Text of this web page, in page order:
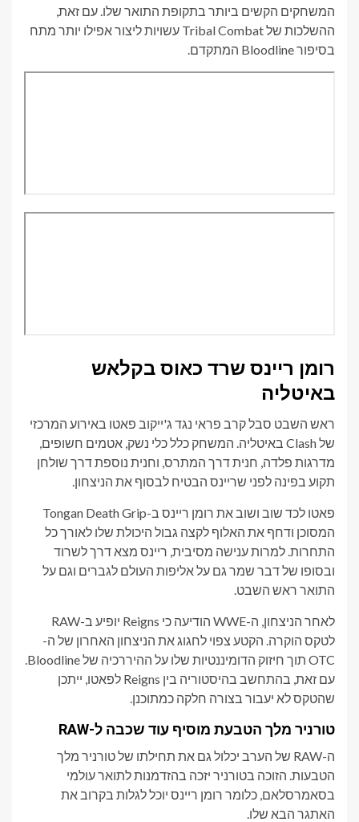
המשחקים הקשים ביותר בתקופת התואר שלו. עם זאת,
ההשלכות של Tribal Combat עשויות ליצור אפילו יותר מתח
בסיפור Bloodline המתקדם.
רומן ריינס שרד כאוס בקלאש
באיטליה
ראש השבט סבל קרב פראי נגד ג'ייקוב פאטו באירוע המרכזי
של Clash באיטליה. המשחק כלל כלי נשק, אטמים חשופים,
מדרגות פלדה, חנית דרך המתרס, וחנית נוספת דרך שולחן
תקוע בפינה לפני שריינס הבטיח לבסוף את הניצחון.
פאטו לכד שוב ושוב את רומן ריינס ב-Tongan Death Grip
המסוכן ודחף את האלוף לקצה גבול היכולת שלו לאורך כל
התחרות. למרות ענישה מסיבית, ריינס מצא דרך לשרוד
ובסופו של דבר שמר גם על אליפות העולם לגברים וגם על
התואר ראש השבט.
לאחר הניצחון, ה-WWE הודיעה כי Reigns יופיע ב-RAW
לטקס הוקרה. הקטע צפוי לחגוג את הניצחון האחרון של ה-
OTC תוך חיזוק הדומיננטיות שלו על ההיררכיה של Bloodline.
עם זאת, בהתחשב בהיסטוריה בין Reigns לפאטו, ייתכן
שהטקס לא יעבור בצורה חלקה כמתוכנן.
טורניר מלך הטבעת מוסיף עוד שכבה ל-RAW
ה-RAW של הערב יכלול גם את תחילתו של טורניר מלך
הטבעות. הזוכה בטורניר יזכה בהזדמנות לתואר עולמי
בסאמרסלאם, כלומר רומן ריינס יוכל לגלות בקרוב את
האתגר הבא שלו.